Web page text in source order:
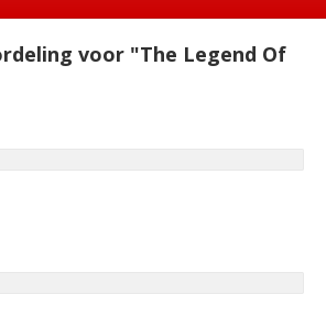
voor "The Legend Of